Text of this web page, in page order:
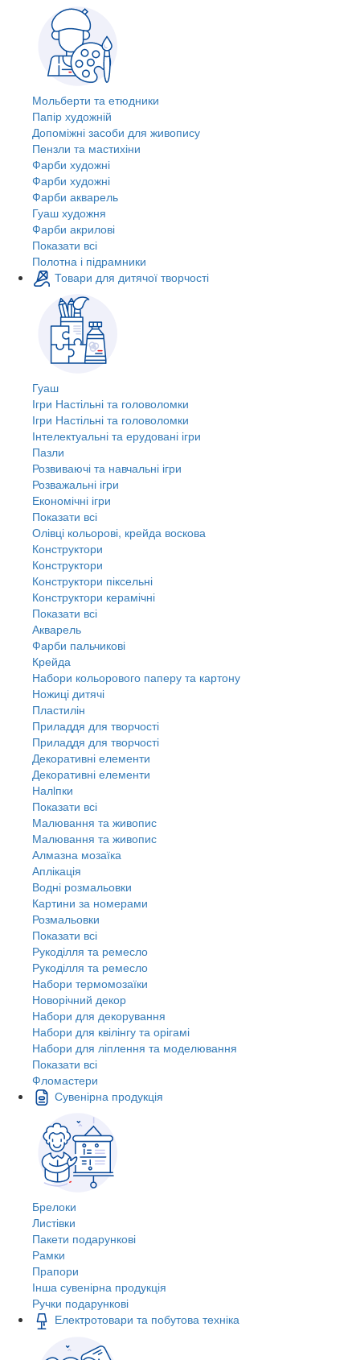
Мольберти та етюдники
Папір художній
Допоміжні засоби для живопису
Пензли та мастихіни
Фарби художні
Фарби художні
Фарби акварель
Гуаш художня
Фарби акрилові
Показати всі
Полотна і підрамники
Товари для дитячої творчості
Гуаш
Ігри Настільні та головоломки
Ігри Настільні та головоломки
Інтелектуальні та ерудовані ігри
Пазли
Розвиваючі та навчальні ігри
Розважальні ігри
Економічні ігри
Показати всі
Олівці кольорові, крейда воскова
Конструктори
Конструктори
Конструктори піксельні
Конструктори керамічні
Показати всі
Акварель
Фарби пальчикові
Крейда
Набори кольорового паперу та картону
Ножиці дитячі
Пластилін
Приладдя для творчості
Приладдя для творчості
Декоративні елементи
Декоративні елементи
Налiпки
Показати всі
Малювання та живопис
Малювання та живопис
Алмазна мозаїка
Аплікація
Водні розмальовки
Картини за номерами
Розмальовки
Показати всі
Рукоділля та ремесло
Рукоділля та ремесло
Набори термомозаїки
Новорічний декор
Набори для декорування
Набори для квілінгу та орігамі
Набори для ліплення та моделювання
Показати всі
Фломастери
Сувенірна продукція
Брелоки
Листівки
Пакети подарункові
Рамки
Прапори
Інша сувенірна продукція
Ручки подарункові
Електротовари та побутова техніка